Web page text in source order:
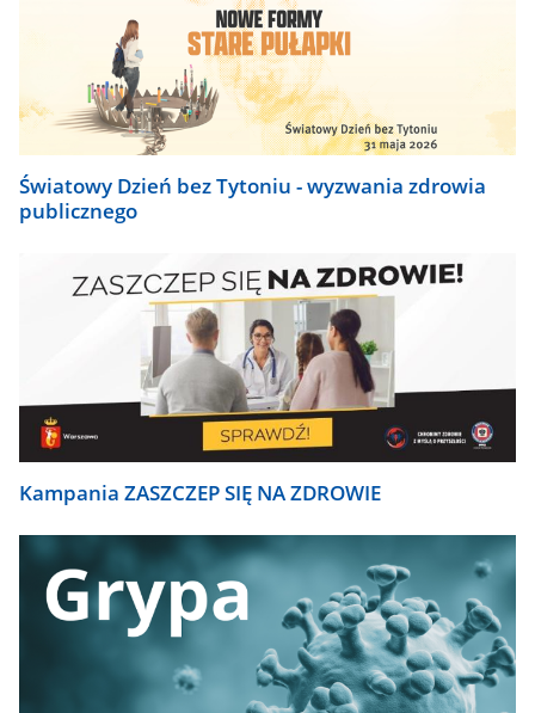
Światowy Dzień bez Tytoniu - wyzwania zdrowia
publicznego
Kampania ZASZCZEP SIĘ NA ZDROWIE